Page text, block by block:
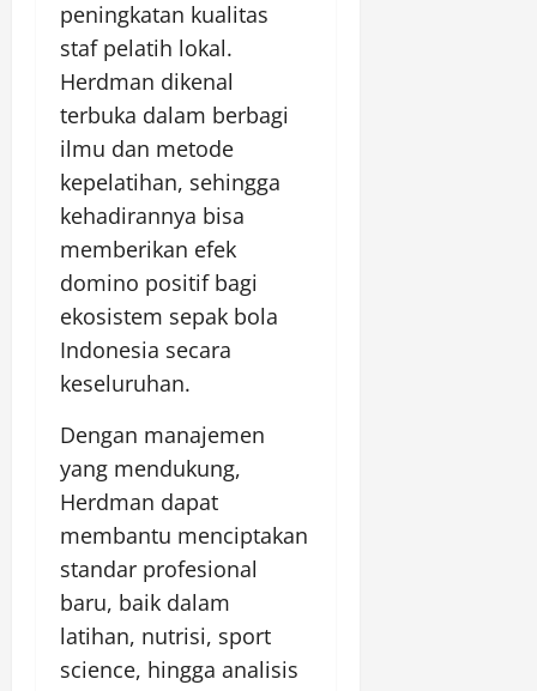
peningkatan kualitas
staf pelatih lokal.
Herdman dikenal
terbuka dalam berbagi
ilmu dan metode
kepelatihan, sehingga
kehadirannya bisa
memberikan efek
domino positif bagi
ekosistem sepak bola
Indonesia secara
keseluruhan.
Dengan manajemen
yang mendukung,
Herdman dapat
membantu menciptakan
standar profesional
baru, baik dalam
latihan, nutrisi, sport
science, hingga analisis